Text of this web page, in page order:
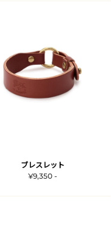
ブレスレット
¥9,350 -